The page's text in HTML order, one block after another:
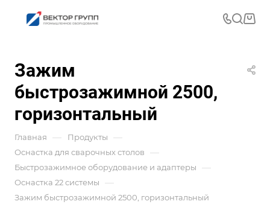
Зажим
быстрозажимной 2500,
горизонтальный
Главная — Продукты —
Оснастка для сварочных столов —
Быстрозажимное оборудование и адаптеры —
Оснастка 22 системы —
Зажим быстрозажимной 2500, горизонтальный